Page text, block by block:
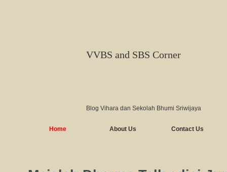
VVBS and SBS Corner
Blog Vihara dan Sekolah Bhumi Sriwijaya
Home About Us Contact Us